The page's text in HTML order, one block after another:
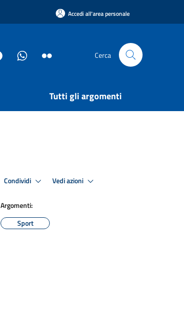
Accedi all'area personale
Cerca
Tutti gli argomenti
Condividi Vedi azioni
Argomenti:
Sport